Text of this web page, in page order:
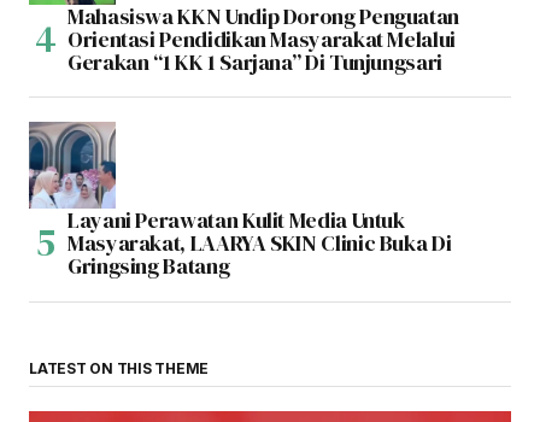
Mahasiswa KKN Undip Dorong Penguatan
Orientasi Pendidikan Masyarakat Melalui
Gerakan “1 KK 1 Sarjana” Di Tunjungsari
Layani Perawatan Kulit Media Untuk
Masyarakat, LAARYA SKIN Clinic Buka Di
Gringsing Batang
LATEST ON THIS THEME